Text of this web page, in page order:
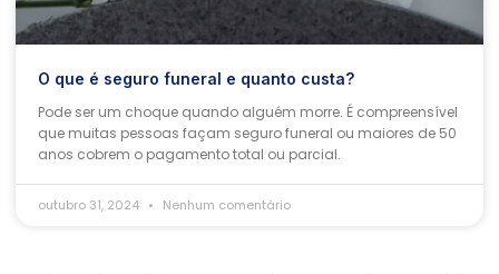
O que é seguro funeral e quanto custa?
Pode ser um choque quando alguém morre. É compreensível
que muitas pessoas façam seguro funeral ou maiores de 50
anos cobrem o pagamento total ou parcial.
outubro 31, 2024 Nenhum comentário